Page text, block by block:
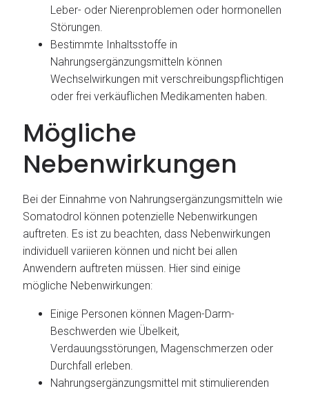
Leber- oder Nierenproblemen oder hormonellen
Störungen.
Bestimmte Inhaltsstoffe in
Nahrungsergänzungsmitteln können
Wechselwirkungen mit verschreibungspflichtigen
oder frei verkäuflichen Medikamenten haben.
Mögliche
Nebenwirkungen
Bei der Einnahme von Nahrungsergänzungsmitteln wie
Somatodrol können potenzielle Nebenwirkungen
auftreten. Es ist zu beachten, dass Nebenwirkungen
individuell variieren können und nicht bei allen
Anwendern auftreten müssen. Hier sind einige
mögliche Nebenwirkungen:
Einige Personen können Magen-Darm-
Beschwerden wie Übelkeit,
Verdauungsstörungen, Magenschmerzen oder
Durchfall erleben.
Nahrungsergänzungsmittel mit stimulierenden